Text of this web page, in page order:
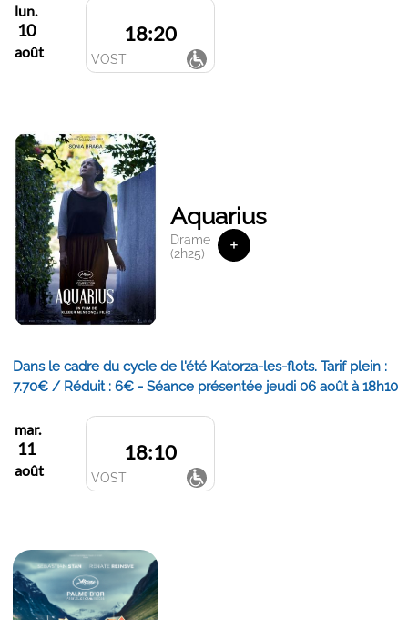
lun.
10
août
18:20
VOST
Aquarius
Drame
(2h25)
+
Dans le cadre du cycle de l'été Katorza-les-flots. Tarif plein :
7.70€ / Réduit : 6€ - Séance présentée jeudi 06 août à 18h10
mar.
11
août
18:10
VOST